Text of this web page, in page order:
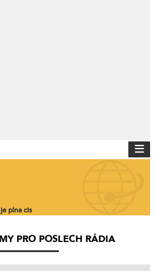
plna cis
PRO POSLECH RÁDIA